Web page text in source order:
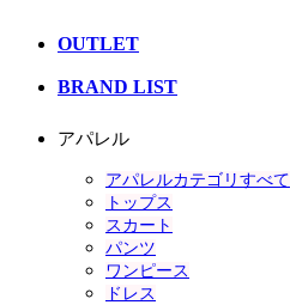
OUTLET
BRAND LIST
アパレル
アパレルカテゴリすべて
トップス
スカート
パンツ
ワンピース
ドレス